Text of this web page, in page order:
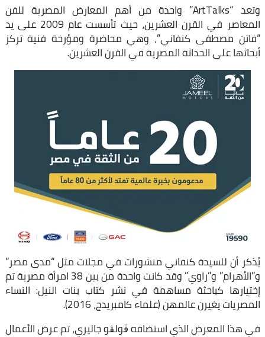
وتعد “ArtTalks” واحدة من أهم المعارض المصرية للفن
المعاصر في القرن العشرين، حيث تأسست عام 2009 على يد
“فاتن مصطفى كنفاني”، وهي محاضرة ومؤرخة فنية تركز
أبحاثها على الحداثة المصرية في القرن العشرين.
يُذكر أن للسيدة كنفاني منشورات في مجلات مثل “مدى مصر”
و”الأهرام” و”راوي” وقد كانت واحدة من بين 38 امرأة مصرية تم
إختيارها كباحثة مساهمة في نشر كتاب بنات النيل: النساء
المصريات يغيرن عالمهن (علماء كامبريدج، 2016).
في هذا المعرض الذي استضافه ڨولڨو جاليري، تم عرض الأعمال